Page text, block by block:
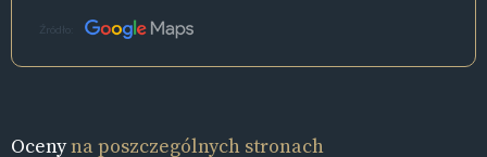
Źródło:
Ocenyna poszczególnych stronach